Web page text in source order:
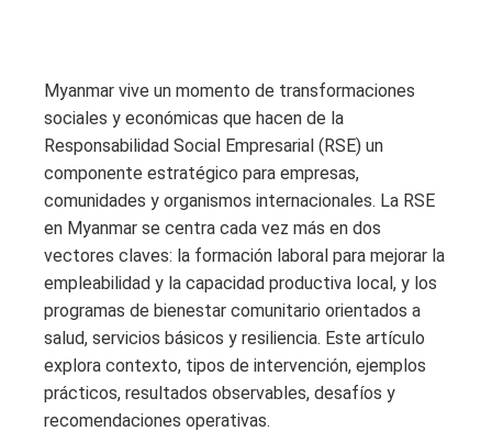
Myanmar vive un momento de transformaciones
sociales y económicas que hacen de la
Responsabilidad Social Empresarial (RSE) un
componente estratégico para empresas,
comunidades y organismos internacionales. La RSE
en Myanmar se centra cada vez más en dos
vectores claves: la formación laboral para mejorar la
empleabilidad y la capacidad productiva local, y los
programas de bienestar comunitario orientados a
salud, servicios básicos y resiliencia. Este artículo
explora contexto, tipos de intervención, ejemplos
prácticos, resultados observables, desafíos y
recomendaciones operativas.